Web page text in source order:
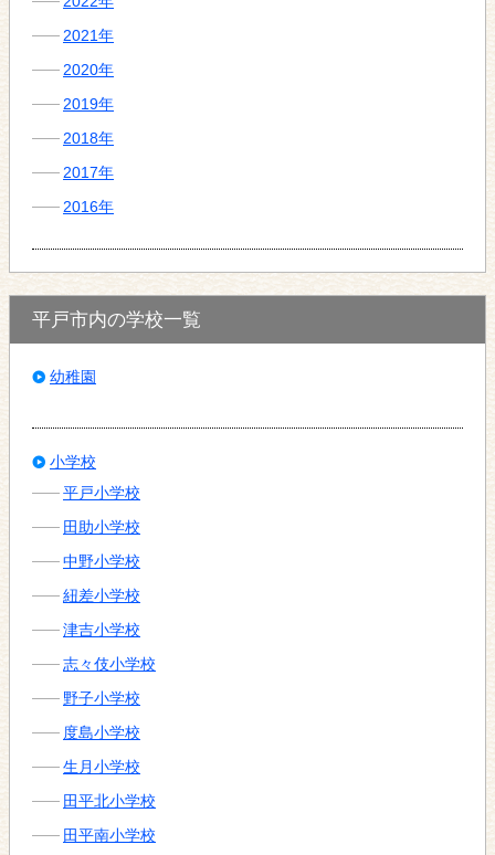
2021年
2020年
2019年
2018年
2017年
2016年
平戸市内の学校一覧
幼稚園
小学校
平戸小学校
田助小学校
中野小学校
紐差小学校
津吉小学校
志々伎小学校
野子小学校
度島小学校
生月小学校
田平北小学校
田平南小学校